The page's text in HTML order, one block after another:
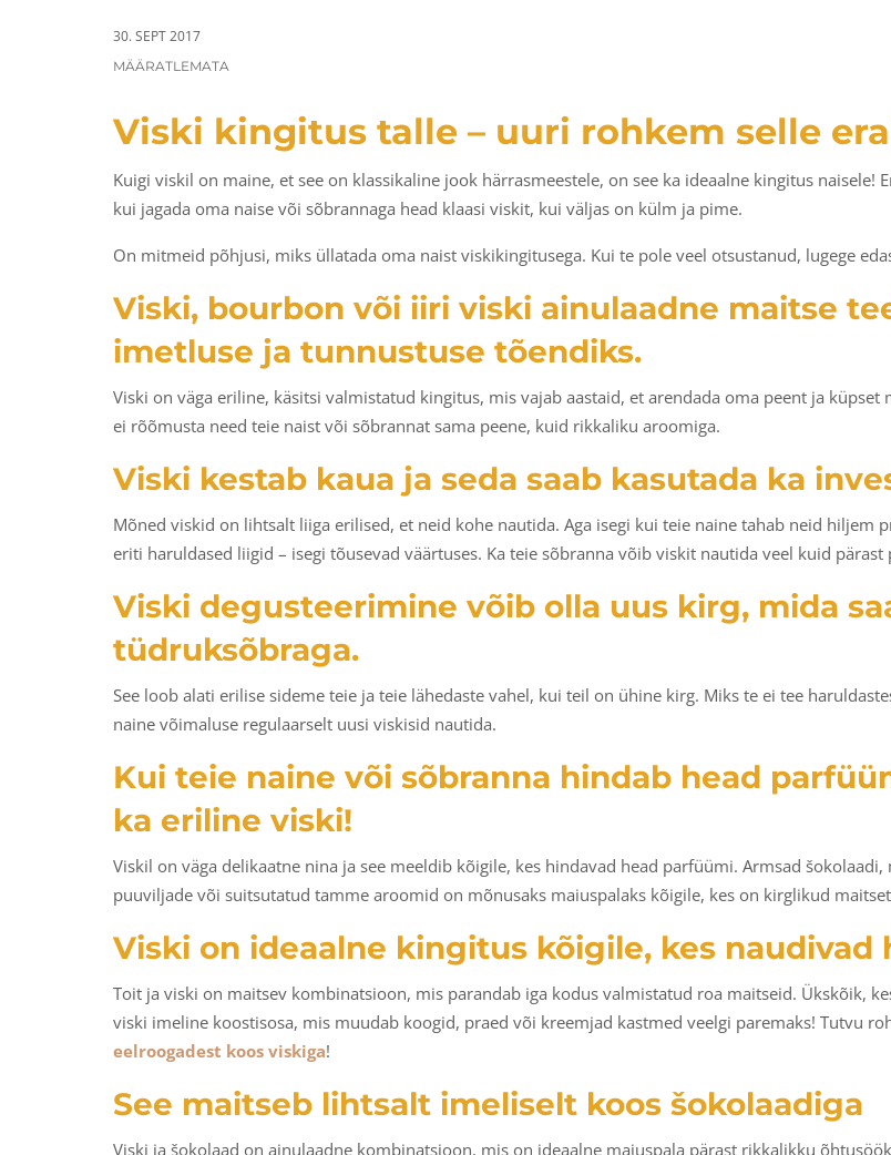
CATEGORIES:
MÄÄRATLEMATA
30. SEPT 2017
Viski kingitus talle – uuri rohkem selle
Kuigi viskil on maine, et see on klassikaline jook härrasmeestele, on see ka ideaalne kingitus
kui jagada oma naise või sõbrannaga head klaasi viskit, kui väljas on külm ja pime.
On mitmeid põhjusi, miks üllatada oma naist viskikingitusega. Kui te pole veel otsustanud, lugege
Viski, bourbon või iiri viski ainulaadne maitse
imetluse ja tunnustuse tõendiks.
Viski on väga eriline, käsitsi valmistatud kingitus, mis vajab aastaid, et arendada oma peent ja
ei rõõmusta need teie naist või sõbrannat sama peene, kuid rikkaliku aroomiga.
Viski kestab kaua ja seda saab kasutada ka
Mõned viskid on lihtsalt liiga erilised, et neid kohe nautida. Aga isegi kui teie naine tahab neid hiljem
eriti haruldased liigid – isegi tõusevad väärtuses. Ka teie sõbranna võib viskit nautida veel kuid pärast
Viski degusteerimine võib olla uus kirg, mida
tüdruksõbraga.
See loob alati erilise sideme teie ja teie lähedaste vahel, kui teil on ühine kirg. Miks te ei tee
naine võimaluse regulaarselt uusi viskisid nautida.
Kui teie naine või sõbranna hindab head
ka eriline viski!
Viskil on väga delikaatne nina ja see meeldib kõigile, kes hindavad head parfüümi. Armsad
puuviljade või suitsutatud tamme aroomid on mõnusaks maiuspalaks kõigile, kes on kirglikud
Viski on ideaalne kingitus kõigile, kes naudivad
Toit ja viski on maitsev kombinatsioon, mis parandab iga kodus valmistatud roa maitseid. Ükskõik,
viski imeline koostisosa, mis muudab koogid, praed või kreemjad kastmed veelgi paremaks! Tutvu
eelroogadest koos viskiga!
See maitseb lihtsalt imeliselt koos šokolaadiga
Viski ja šokolaad on ainulaadne kombinatsioon, mis on ideaalne maiuspala pärast rikkalikku